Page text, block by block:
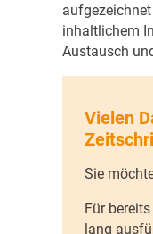
inhaltlichem
Austausch
Vielen
Sie
Für
lang